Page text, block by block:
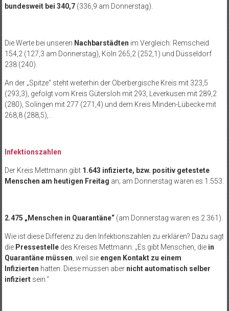
bundesweit bei 340,7 (336,9 am Donnerstag).
Die Werte bei unseren Nachbarstädten im Vergleich: Remscheid
154,2 (127,3 am Donnerstag), Köln 265,2 (252,1) und Düsseldorf
238 (240).
An der „Spitze“ steht weiterhin der Oberbergische Kreis mit 323,5
(293,3), gefolgt vom Kreis Gütersloh mit 293, Leverkusen mit 289,2
(280), Solingen mit 277 (271,4) und dem Kreis Minden-Lübecke mit
268,8 (288,5), .
Infektionszahlen
Der Kreis Mettmann gibt1.643 infizierte, bzw. positiv getestete
Menschen am heutigen Freitag an; am Donnerstag waren es 1.553.
2.475 „Menschen in Quarantäne“ (am Donnerstag waren es 2.361).
Wie ist diese Differenz zu den Infektionszahlen zu erklären? Dazu sagt
die Pressestelledes Kreises Mettmann: „Es gibt Menschen, die in
Quarantäne müssen , weil sie engen Kontakt zu einem
Infizierten hatten. Diese müssen aber nicht automatisch selber
infiziertsein.“